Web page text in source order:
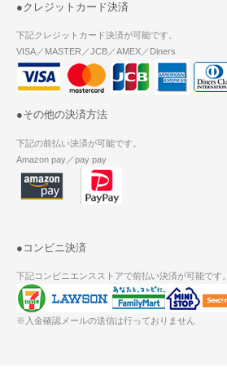
●クレジットカード決済
下記クレジットカード決済が可能です。
VISA／MASTER／JCB／AMEX／Diners
●その他の決済方法
下記の前払い決済が可能です。
Amazon pay／pay pay
●コンビニ決済
下記コンビニエンスストアで前払い決済が可能です。
※入金確認メールの送信は行っておりません